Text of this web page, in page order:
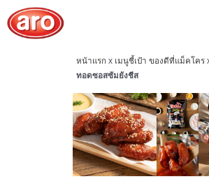
หน้าแรกx เมนูชี้เป้า ของดีที่แม็คโคร
ทอดซอสซัมยังชีส